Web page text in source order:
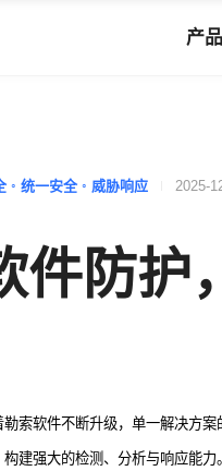
产品
◦ 统一安全 ◦ 威胁响应 2025-
件防护
勒索软件不断升级，单一解决方
构建强大的检测、分析与响应能